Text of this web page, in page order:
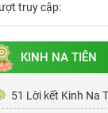
truy cập:
KINH NA TIÊN
51 Lời kết Kinh Na